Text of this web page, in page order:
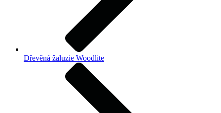
Dřevěná žaluzie Woodlite